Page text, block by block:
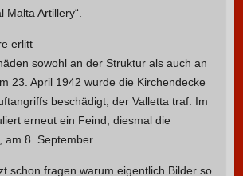
Malta Artillery“.
erlitt
sowohl an der Struktur als auch an
23. April 1942 wurde die Kirchendecke
beschädigt, der Valletta traf. Im
erneut ein Feind, diesmal die
am 8. September.
schon fragen warum eigentlich Bilder so